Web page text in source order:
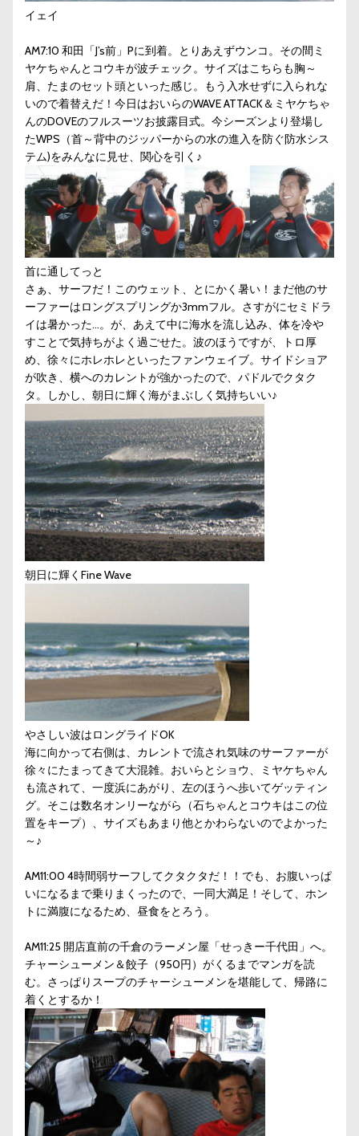
イェイ
AM7:10 和田「J’s前」Pに到着。とりあえずウンコ。その間ミ
ヤケちゃんとコウキが波チェック。サイズはこちらも胸～
肩、たまのセット頭といった感じ。もう入水せずに入られな
いので着替えだ！今日はおいらのWAVE ATTACK＆ミヤケちゃ
んのDOVEのフルスーツお披露目式。今シーズンより登場し
たWPS（首～背中のジッパーからの水の進入を防ぐ防水シス
テム)をみんなに見せ、関心を引く♪
首に通してっと
さぁ、サーフだ！このウェット、とにかく暑い！まだ他のサ
ーファーはロングスプリングか3mmフル。さすがにセミドラ
イは暑かった…。が、あえて中に海水を流し込み、体を冷や
すことで気持ちがよく過ごせた。波のほうですが、トロ厚
め、徐々にホレホレといったファンウェイブ。サイドショア
が吹き、横へのカレントが強かったので、パドルでクタク
タ。しかし、朝日に輝く海がまぶしく気持ちいい♪
朝日に輝くFine Wave
やさしい波はロングライドOK
海に向かって右側は、カレントで流され気味のサーファーが
徐々にたまってきて大混雑。おいらとショウ、ミヤケちゃん
も流されて、一度浜にあがり、左のほうへ歩いてゲッティン
グ。そこは数名オンリーながら（石ちゃんとコウキはこの位
置をキープ）、サイズもあまり他とかわらないのでよかった
～♪
AM11:00 4時間弱サーフしてクタクタだ！！でも、お腹いっぱ
いになるまで乗りまくったので、一同大満足！そして、ホン
トに満腹になるため、昼食をとろう。
AM11:25 開店直前の千倉のラーメン屋「せっきー千代田」へ。
チャーシューメン＆餃子（950円）がくるまでマンガを読
む。さっぱりスープのチャーシューメンを堪能して、帰路に
着くとするか！